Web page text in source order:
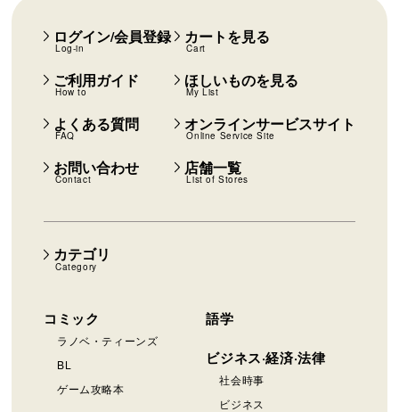
カテゴリ
Category
コミック
ラノベ・ティーンズ
BL
ゲーム攻略本
語学
ビジネス·経済·法律
社会時事
ビジネス
ログイン/会員登録
Log-in
カートを見る
Cart
ご利用ガイド
How to
ほしいものを見る
My List
よくある質問
FAQ
オンラインサービスサイト
Online Service Site
お問い合わせ
Contact
店舗一覧
List of Stores